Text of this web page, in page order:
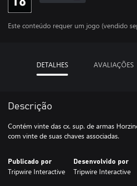
Este conteúdo requer um jogo (vendido
DETALHES AVALIAÇÕES
Descrição
Contém vinte das cx. sup. de armas
com vinte de suas chaves associadas.
Publicado por
Tripwire Interactive
Desenvolvido por
Tripwire Interactive